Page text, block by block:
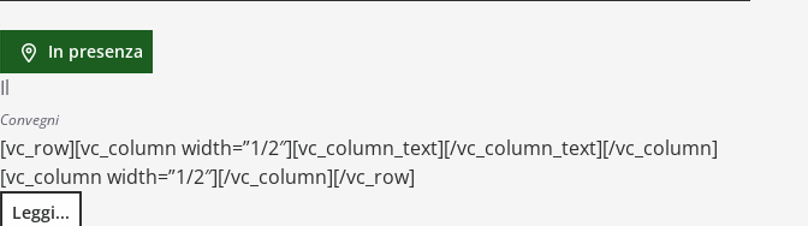
In presenza
Il
Convegni
[vc_row][vc_column width=”1/2″][vc_column_text][/vc_column_text][/vc_column]
[vc_column width=”1/2″][/vc_column][/vc_row]
Leggi...